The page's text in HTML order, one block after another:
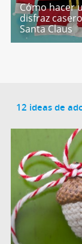
Cómo hacer
disfraz
Santa Claus
12 ideas de